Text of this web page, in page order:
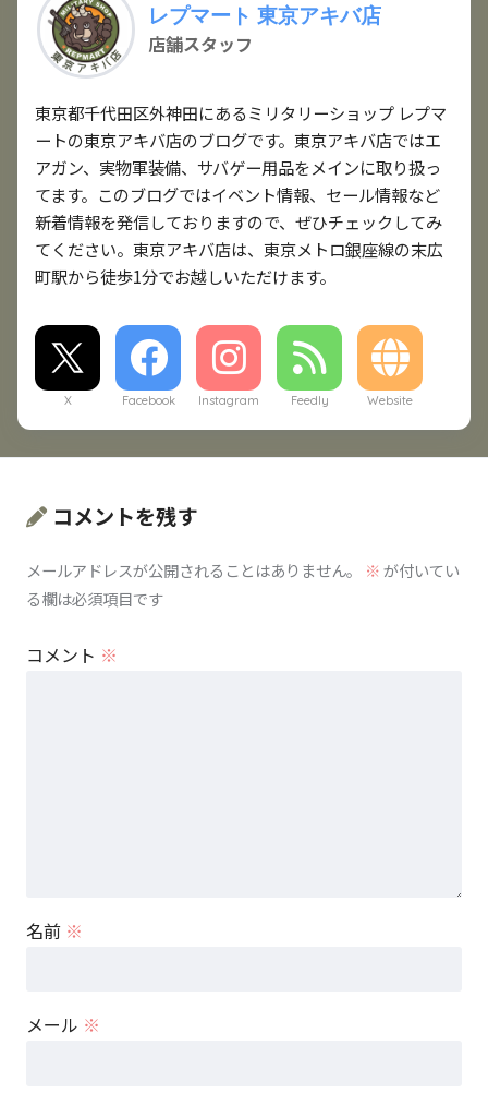
レプマート 東京アキバ店
店舗スタッフ
東京都千代田区外神田にあるミリタリーショップ レプマ
ートの東京アキバ店のブログです。東京アキバ店ではエ
アガン、実物軍装備、サバゲー用品をメインに取り扱っ
てます。このブログではイベント情報、セール情報など
新着情報を発信しておりますので、ぜひチェックしてみ
てください。東京アキバ店は、東京メトロ銀座線の末広
町駅から徒歩1分でお越しいただけます。
X Facebook Instagram Feedly Website
コメントを残す
メールアドレスが公開されることはありません。 ※が付いてい
る欄は必須項目です
コメント ※
名前 ※
メール ※